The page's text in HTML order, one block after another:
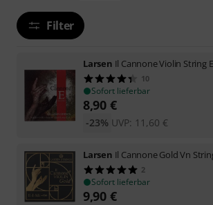
Filter
Larsen Il Cannone Violin String
10
Sofort lieferbar
8,90 €
UVP: 11,60 €
-23%
Larsen Il Cannone Gold Vn
2
Sofort lieferbar
9,90 €